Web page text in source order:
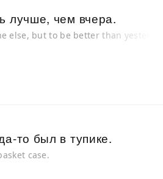
лучше, чем вчера.
but to be better than yesterday.
то был в тупике.
case.